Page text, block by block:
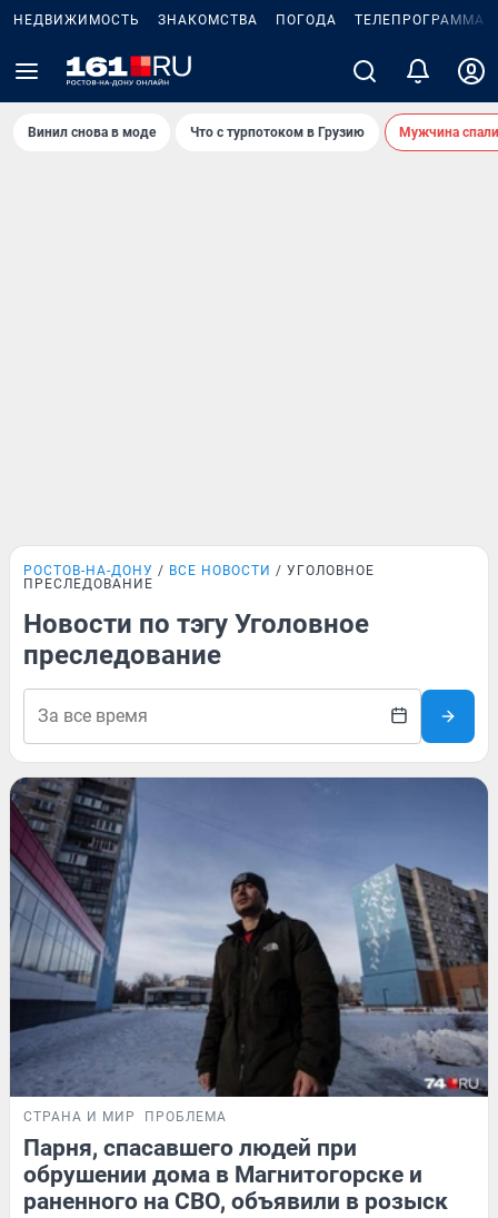
НЕДВИЖИМОСТЬ ЗНАКОМСТВА ПОГОДА ТЕЛЕПРОГРАММА
Винил снова в моде Что с турпотоком в Грузию Мужчина
РОСТОВ-НА-ДОНУ ВСЕ НОВОСТИ
УГОЛОВНОЕ
ПРЕСЛЕДОВАНИЕ
Новости по тэгу Уголовное
преследование
СТРАНА И МИР ПРОБЛЕМА
Парня, спасавшего людей при
обрушении дома в Магнитогорске и
раненного на СВО, объявили в розыск